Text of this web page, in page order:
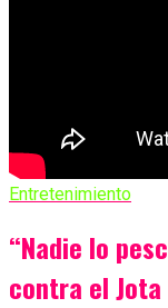
Entretenimiento
“Nadie lo
contra el Jota